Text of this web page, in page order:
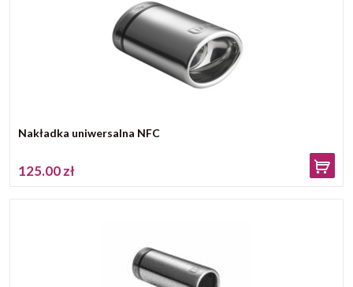
Nakładka uniwersalna NFC
125.00 zł